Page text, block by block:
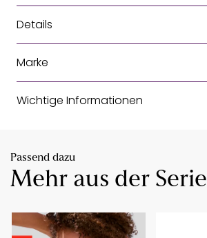
Details
Marke
Wichtige Informationen
Passend dazu
Mehr aus der Serie